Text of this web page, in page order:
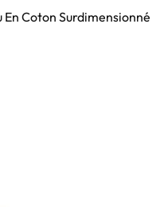
En Coton Surdimensionné